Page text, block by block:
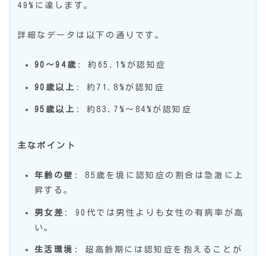
49%に達します。
詳細なデータは以下の通りです。
90〜94歳 : 約65.1%が認知症
90歳以上 : 約71.8%が認知症
95歳以上 : 約83.7%〜84%が認知症
主なポイント
年齢の壁 : 85歳を境に認知症の割合は急激に上
昇する。
男女差 : 90代では男性よりも女性の有病率が高
い。
生活環境 : 超高齢期には認知症を抱えることが